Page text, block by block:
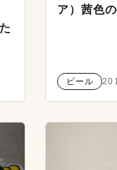
ア）茜色
ビール